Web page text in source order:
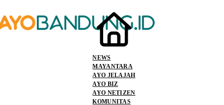
NEWS
MAYANTARA
AYO JELAJAH
AYO BIZ
AYO NETIZEN
KOMUNITAS